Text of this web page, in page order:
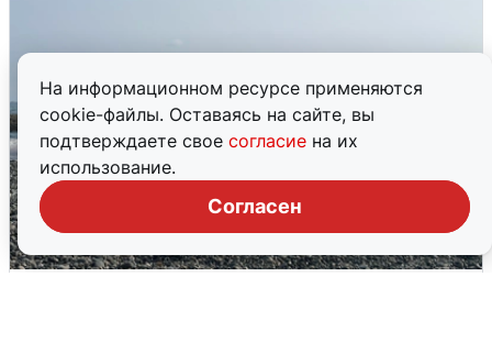
На информационном ресурсе применяются
cookie-файлы. Оставаясь на сайте, вы
подтверждаете свое согласие на их
использование.
Согласен